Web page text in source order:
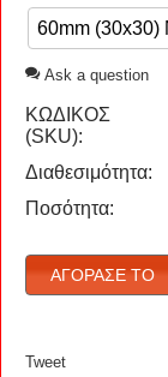
Ask a question
ΚΩΔΙΚΟΣ
(SKU):
Διαθεσιμότητα:
Ποσότητα:
ΑΓΌΡΑΣΈ ΤΟ
Tweet